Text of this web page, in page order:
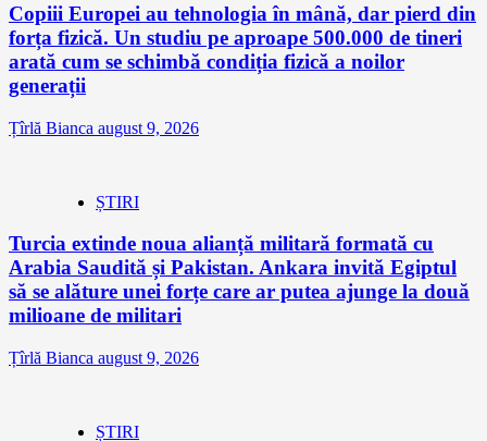
Copiii Europei au tehnologia în mână, dar pierd din
forța fizică. Un studiu pe aproape 500.000 de tineri
arată cum se schimbă condiția fizică a noilor
generații
Țîrlă Bianca august 9, 2026
ȘTIRI
Turcia extinde noua alianță militară formată cu
Arabia Saudită și Pakistan. Ankara invită Egiptul
să se alăture unei forțe care ar putea ajunge la două
milioane de militari
Țîrlă Bianca august 9, 2026
ȘTIRI